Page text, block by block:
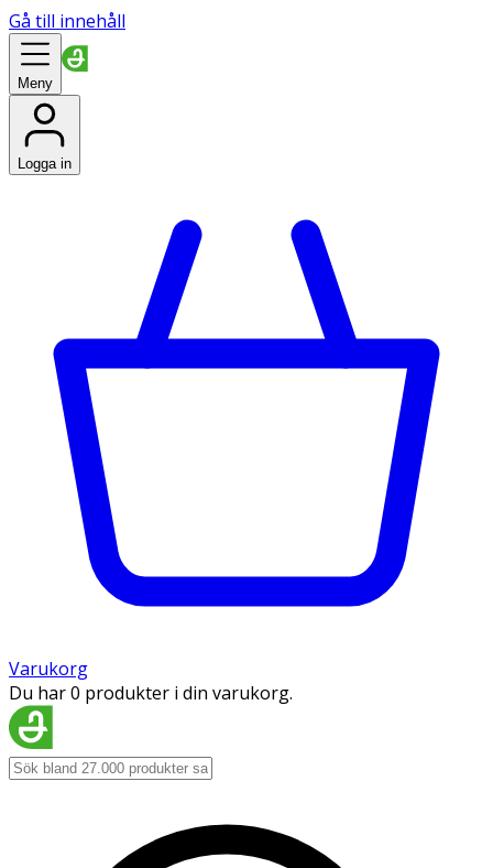
Gå till innehåll
Meny
Logga in
Varukorg
Du har 0 produkter i din varukorg.